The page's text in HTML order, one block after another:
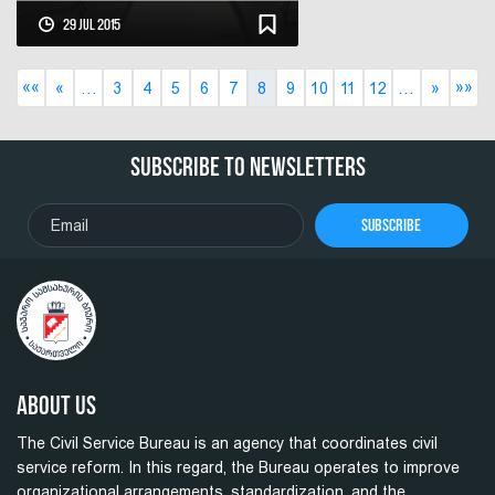
29 Jul 2015
«« « … 3 4 5 6 7 8 9 10 11 12 … » »»
Subscribe To Newsletters
Subscribe
About Us
The Civil Service Bureau is an agency that coordinates civil
service reform. In this regard, the Bureau operates to improve